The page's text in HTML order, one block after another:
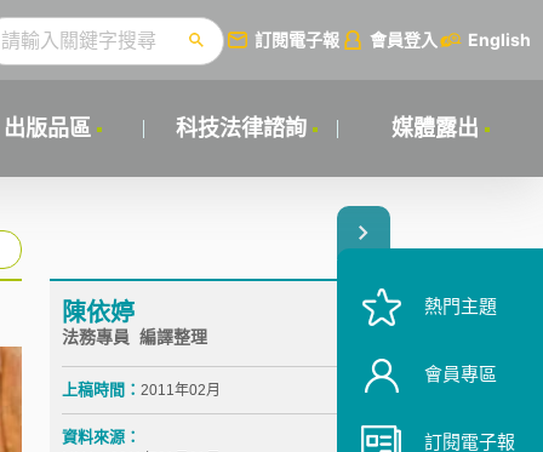
訂閱電子報 會員登入 English
出版品區 科技法律諮詢 媒體露出
陳依婷
法務專員 編譯整理
上稿時間： 2011年02月
資料來源：
熱門主題
會員專區
訂閱電子報